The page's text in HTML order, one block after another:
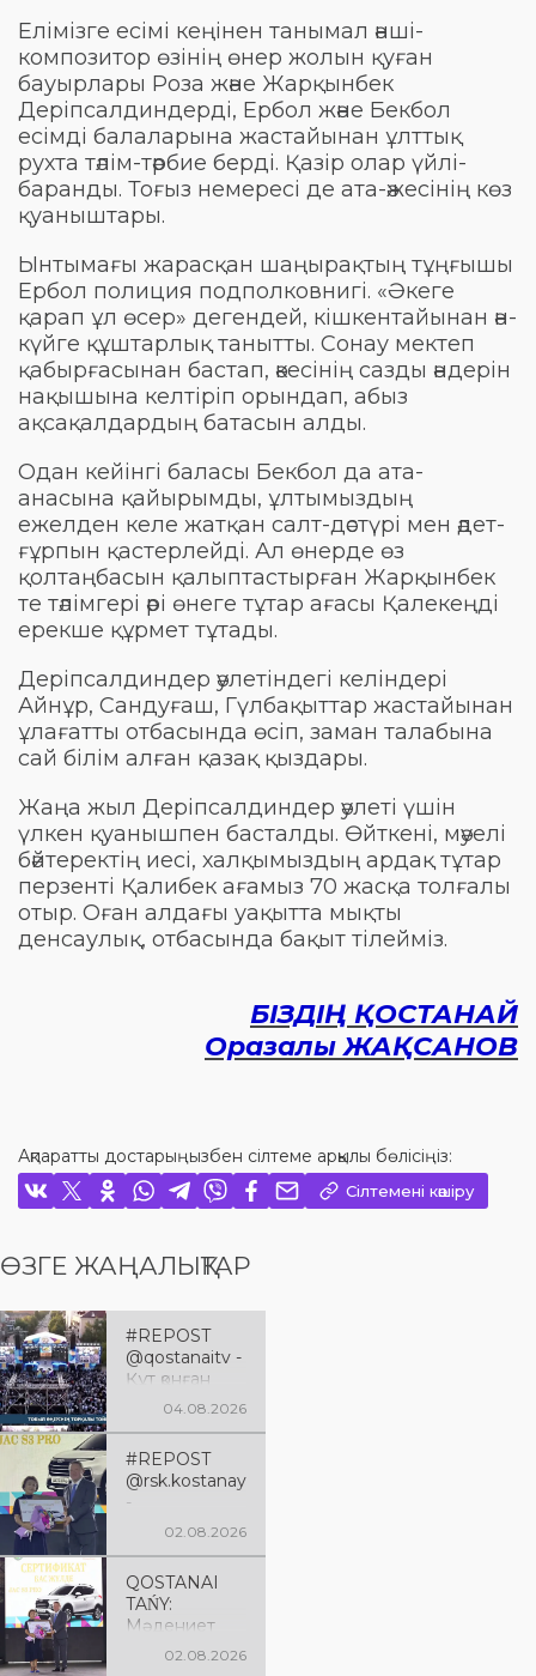
Елімізге есімі кеңінен танымал әнші-
композитор өзінің өнер жолын қуған
бауырлары Роза және Жарқынбек
Деріпсалдиндерді, Ербол және Бекбол
есімді балаларына жастайынан ұлттық
рухта тәлім-тәрбие берді. Қазір олар үйлі-
баранды. Тоғыз немересі де ата-әжесінің көз
қуаныштары.
Ынтымағы жарасқан шаңырақтың тұңғышы
Ербол полиция подполковнигі. «Әкеге
қарап ұл өсер» дегендей, кішкентайынан ән-
күйге құштарлық танытты. Сонау мектеп
қабырғасынан бастап, әкесінің сазды әндерін
нақышына келтіріп орындап, абыз
ақсақалдардың батасын алды.
Одан кейінгі баласы Бекбол да ата-
анасына қайырымды, ұлтымыздың
ежелден келе жатқан салт-дәстүрі мен әдет-
ғұрпын қастерлейді. Ал өнерде өз
қолтаңбасын қалыптастырған Жарқынбек
те тәлімгері әрі өнеге тұтар ағасы Қалекеңді
ерекше құрмет тұтады.
Деріпсалдиндер әулетіндегі келіндері
Айнұр, Сандуғаш, Гүлбақыттар жастайынан
ұлағатты отбасында өсіп, заман талабына
сай білім алған қазақ қыздары.
Жаңа жыл Деріпсалдиндер әулеті үшін
үлкен қуанышпен басталды. Өйткені, мәуелі
бәйтеректің иесі, халқымыздың ардақ тұтар
перзенті Қалибек ағамыз 70 жасқа толғалы
отыр. Оған алдағы уақытта мықты
денсаулық, отбасында бақыт тілейміз.
БІЗДІҢ ҚОСТАНАЙ
Оразалы ЖАҚСАНОВ
Ақпаратты достарыңызбен сілтеме арқылы бөлісіңіз:
Сілтемені көшіру
ӨЗГЕ ЖАҢАЛЫҚТАР
#REPOST
@qostanaitv -
Құт қонған
Қостанай
04.08.2026
#REPOST
@rsk.kostanay
-
@qumaraqsaq
аймағымызды
ң
тұрғындары!
Қымбатты
02.08.2026
QOSTANAI
TAŃY:
Мәдениет
саласының
02.08.2026